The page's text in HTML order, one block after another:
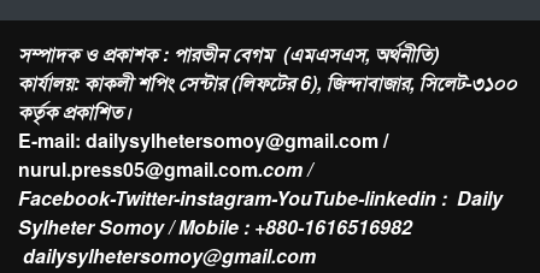
সম্পাদক ও প্রকাশক : পারভীন বেগম (এমএসএস, অর্থনীতি)
কার্যালয়: কাকলী শপিং সেন্টার (লিফটের 6), জিন্দাবাজার, সিলেট-৩১০০
কর্তৃক প্রকাশিত।
E-mail: dailysylhetersomoy@gmail.com /
nurul.press05@gmail.com.com /
Facebook-Twitter-instagram-YouTube-linkedin : Daily
Sylheter Somoy / Mobile : +880-1616516982
dailysylhetersomoy@gmail.com